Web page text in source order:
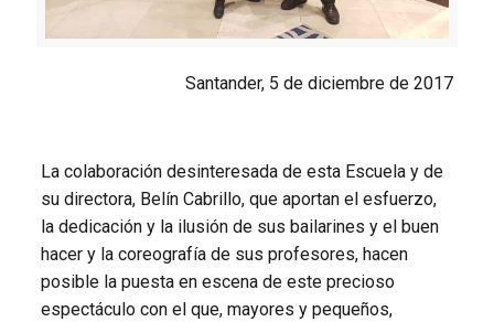
Santander, 5 de diciembre de 2017
La colaboración desinteresada de esta Escuela y de
su directora, Belín Cabrillo, que aportan el esfuerzo,
la dedicación y la ilusión de sus bailarines y el buen
hacer y la coreografía de sus profesores, hacen
posible la puesta en escena de este precioso
espectáculo con el que, mayores y pequeños,